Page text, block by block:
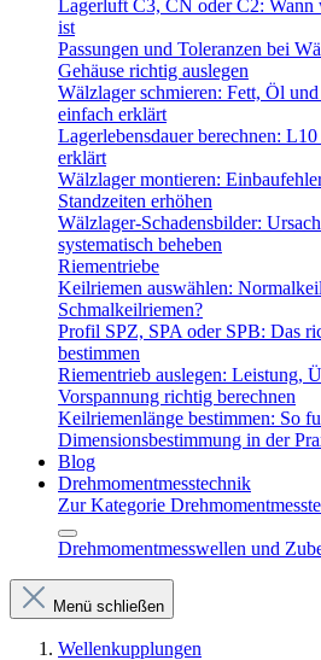
Lagerluft C3, CN oder C2:
ist
Passungen und Toleranzen bei
Gehäuse richtig auslegen
Wälzlager schmieren: Fett, Öl
einfach erklärt
Lagerlebensdauer berechnen:
erklärt
Wälzlager montieren:
Standzeiten erhöhen
Wälzlager-Schadensbilder:
systematisch beheben
Riementriebe
Keilriemen auswählen:
Schmalkeilriemen?
Profil SPZ, SPA oder SPB: Das
bestimmen
Riementrieb auslegen: Leistung,
Vorspannung richtig berechnen
Keilriemenlänge bestimmen: So
Dimensionsbestimmung in der
Blog
Drehmomentmesstechnik
Zur Kategorie
Drehmomentmesswellen und
Menü schließen
Wellenkupplungen